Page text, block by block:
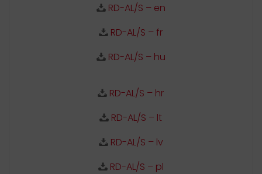
RD-AL/S – en
RD-AL/S – fr
RD-AL/S – hu
RD-AL/S – hr
RD-AL/S – lt
RD-AL/S – lv
RD-AL/S – pl